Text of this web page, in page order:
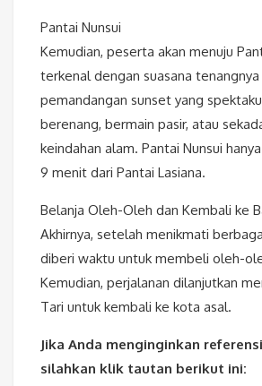
Pantai Nunsui
Kemudian, peserta akan menuju
terkenal dengan suasana tenangnya
pemandangan sunset yang
berenang, bermain pasir, atau
keindahan alam. Pantai Nunsui
9 menit dari Pantai Lasiana.
Belanja Oleh-Oleh dan Kembali ke
Akhirnya, setelah menikmati
diberi waktu untuk membeli oleh-
Kemudian, perjalanan dilanjutkan
Tari untuk kembali ke kota asal.
Jika Anda menginginkan
silahkan klik tautan berikut ini: